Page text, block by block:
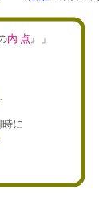
内 点 』」
、
時に